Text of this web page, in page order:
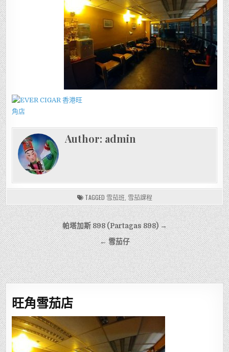
Author: admin
TAGGED 雪茄班, 雪茄課程
文
章
導
覽
帕塔加斯 898 (Partagas 898) →
← 雪茄仔
旺角雪茄店